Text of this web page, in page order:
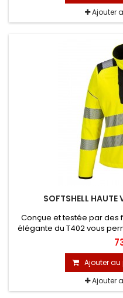
Ajouter
SOFTSHELL HAUTE
Conçue et testée par des
élégante du T402 vous
foule. Le tissu 3 couches
vent de haute
fonctionnalités pratiques
pour une
Ajouter au
Ajouter